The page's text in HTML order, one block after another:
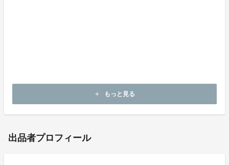
ます。予めご了承下さい。
add もっと見る
出品者プロフィール